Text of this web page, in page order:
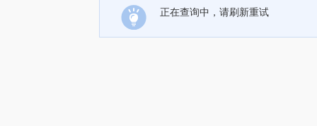
正在查询中，请刷新重试